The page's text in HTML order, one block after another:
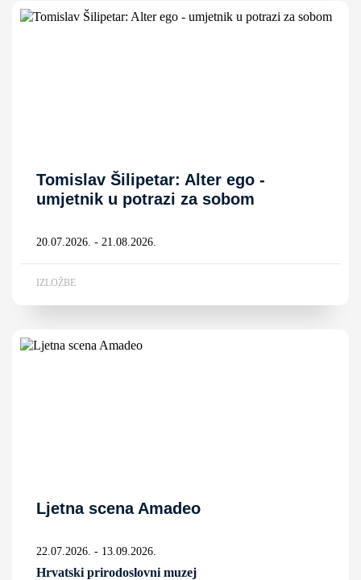
Tomislav Šilipetar: Alter ego -
umjetnik u potrazi za sobom
20.07.2026. - 21.08.2026.
IZLOŽBE
Ljetna scena Amadeo
22.07.2026. - 13.09.2026.
Hrvatski prirodoslovni muzej